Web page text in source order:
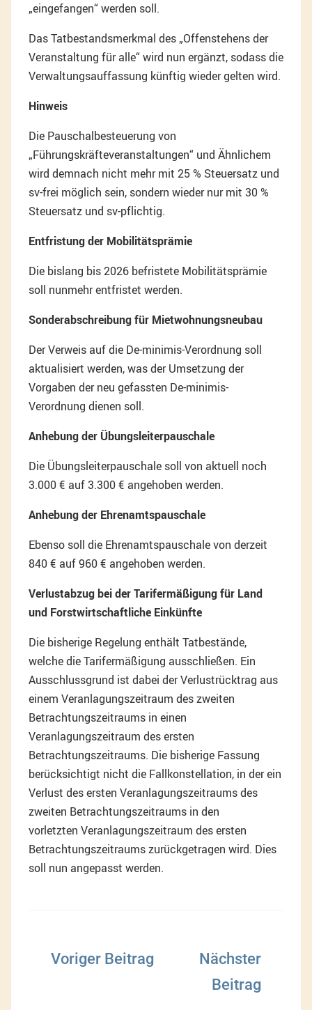
„eingefangen“ werden soll.
Das Tatbestandsmerkmal des „Offenstehens der
Veranstaltung für alle“ wird nun ergänzt, sodass die
Verwaltungsauffassung künftig wieder gelten wird.
Hinweis
Die Pauschalbesteuerung von
„Führungskräfteveranstaltungen“ und Ähnlichem
wird demnach nicht mehr mit 25 % Steuersatz und
sv-frei möglich sein, sondern wieder nur mit 30 %
Steuersatz und sv-pflichtig.
Entfristung der Mobilitätsprämie
Die bislang bis 2026 befristete Mobilitätsprämie
soll nunmehr entfristet werden.
Sonderabschreibung für Mietwohnungsneubau
Der Verweis auf die De-minimis-Verordnung soll
aktualisiert werden, was der Umsetzung der
Vorgaben der neu gefassten De-minimis-
Verordnung dienen soll.
Anhebung der Übungsleiterpauschale
Die Übungsleiterpauschale soll von aktuell noch
3.000 € auf 3.300 € angehoben werden.
Anhebung der Ehrenamtspauschale
Ebenso soll die Ehrenamtspauschale von derzeit
840 € auf 960 € angehoben werden.
Verlustabzug bei der Tarifermäßigung für Land
und Forstwirtschaftliche Einkünfte
Die bisherige Regelung enthält Tatbestände,
welche die Tarifermäßigung ausschließen. Ein
Ausschlussgrund ist dabei der Verlustrücktrag aus
einem Veranlagungszeitraum des zweiten
Betrachtungszeitraums in einen
Veranlagungszeitraum des ersten
Betrachtungszeitraums. Die bisherige Fassung
berücksichtigt nicht die Fallkonstellation, in der ein
Verlust des ersten Veranlagungszeitraums des
zweiten Betrachtungszeitraums in den
vorletzten Veranlagungszeitraum des ersten
Betrachtungszeitraums zurückgetragen wird. Dies
soll nun angepasst werden.